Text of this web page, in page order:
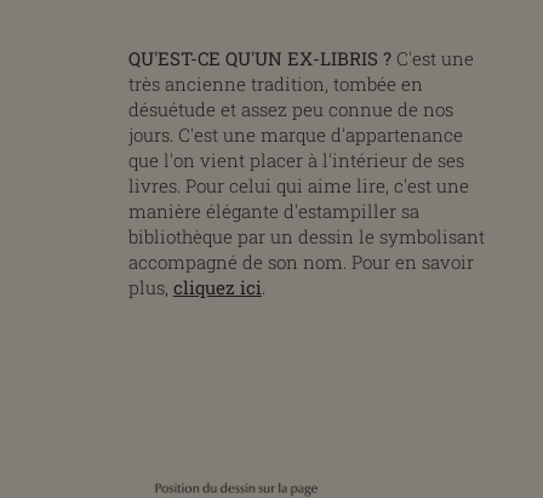
QU'EST-CE QU'UN EX-LIBRIS ?C'est une
très ancienne tradition, tombée en
désuétude et assez peu connue de nos
jours. C'est une marque d'appartenance
que l'on vient placer à l'intérieur de ses
livres. Pour celui qui aime lire, c'est une
manière élégante d'estampiller sa
bibliothèque par un dessin le symbolisant
accompagné de son nom. Pour en savoir
plus, cliquez ici